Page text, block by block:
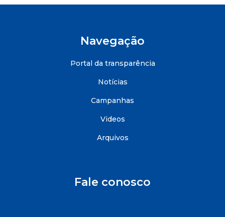
Navegação
Portal da transparência
Notícias
Campanhas
Videos
Arquivos
Fale conosco